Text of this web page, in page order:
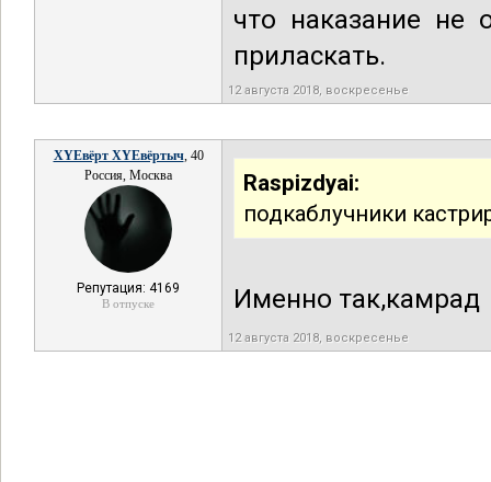
что наказание не
приласкать.
12 августа 2018, воскресенье
XYEвёрт XYEвёртыч, 40
Россия, Москва
Репутация: 4169
В отпуске
Raspizdyai:
подкаблучники
Именно так,камрад
12 августа 2018, воскресенье